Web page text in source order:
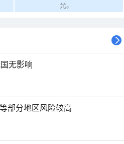
光。
无影响
部分地区风险较高